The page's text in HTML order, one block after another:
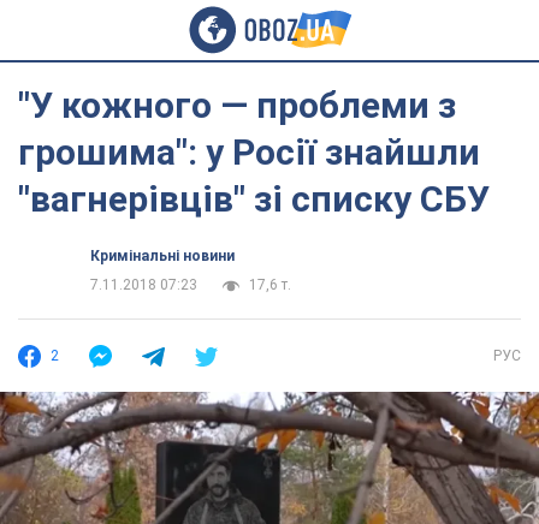
"У кожного — проблеми з
грошима": у Росії знайшли
"вагнерівців" зі списку СБУ
Кримінальні новини
7.11.2018 07:23
17,6 т.
2 РУС